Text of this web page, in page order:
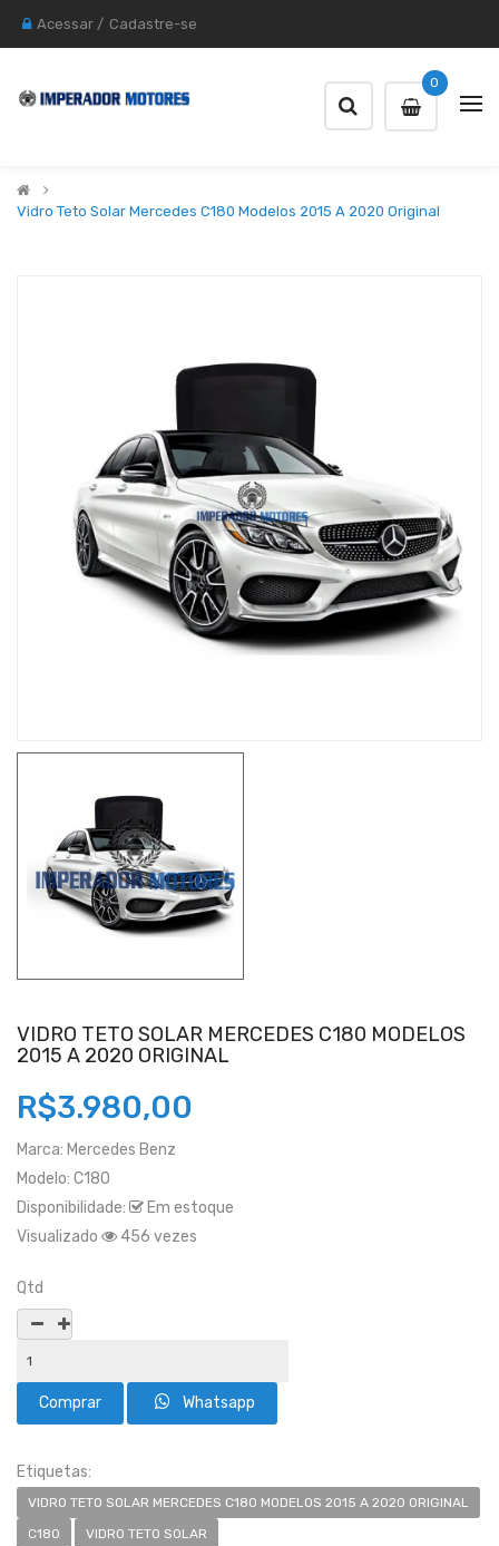
Acessar / Cadastre-se
0
Vidro Teto Solar Mercedes C180 Modelos 2015 A 2020 Original
VIDRO TETO SOLAR MERCEDES C180 MODELOS
2015 A 2020 ORIGINAL
R$3.980,00
Marca: Mercedes Benz
Modelo: C180
Disponibilidade:
Em estoque
Visualizado
456 vezes
Qtd
Whatsapp
Etiquetas:
VIDRO TETO SOLAR MERCEDES C180 MODELOS 2015 A 2020 ORIGINAL
C180
VIDRO TETO SOLAR